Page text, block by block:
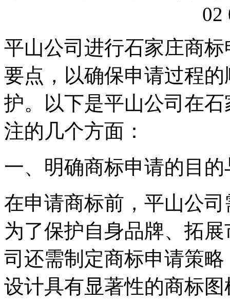
02
平山公司进行石家庄商
要点，以确保申请过程
护。以下是平山公司在
注的几个方面：
一、明确商标申请的目的
在申请商标前，平山公
为了保护自身品牌、拓
司还需制定商标申请策
设计具有显著性的商标